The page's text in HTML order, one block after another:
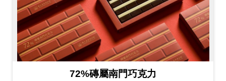
72%磚屬南門巧克力